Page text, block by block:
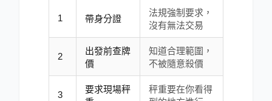
1 帶身分證
法規強制要求，
沒有無法交易
2
出發前查牌
價
知道合理範圍，
不被隨意殺價
3
要求現場秤
秤重要在你看得